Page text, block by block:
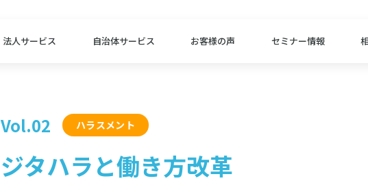
法人サービス 自治体サービス お客様の声 セミナー情報
Vol.02 ハラスメント
ジタハラと働き方改革